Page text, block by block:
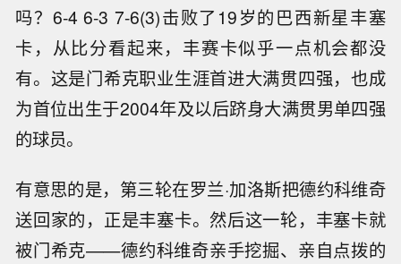
吗？6-4 6-3 7-6(3)击败了19岁的巴西新星丰塞
卡，从比分看起来，丰赛卡似乎一点机会都没
有。这是门希克职业生涯首进大满贯四强，也成
为首位出生于2004年及以后跻身大满贯男单四强
的球员。
有意思的是，第三轮在罗兰·加洛斯把德约科维奇
送回家的，正是丰塞卡。然后这一轮，丰塞卡就
被门希克——德约科维奇亲手挖掘、亲自点拨的